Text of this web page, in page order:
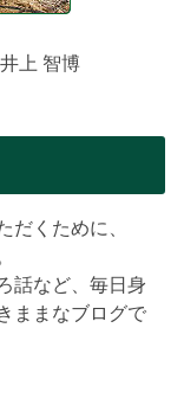
上 智博
だくために、
話など、毎日身
ままなブログで